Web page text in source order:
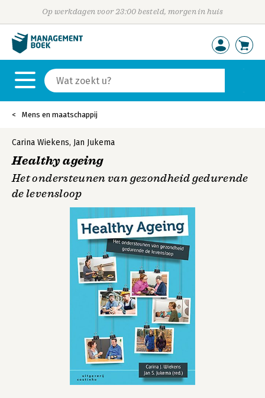
Op werkdagen voor 23:00 besteld, morgen in huis
Mens en maatschappij
Carina Wiekens, Jan Jukema
Healthy ageing
Het ondersteunen van gezondheid gedurende
de levensloop